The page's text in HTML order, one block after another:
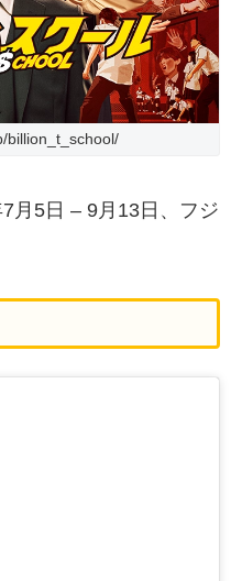
billion_t_school/
月5日 – 9月13日、フジ